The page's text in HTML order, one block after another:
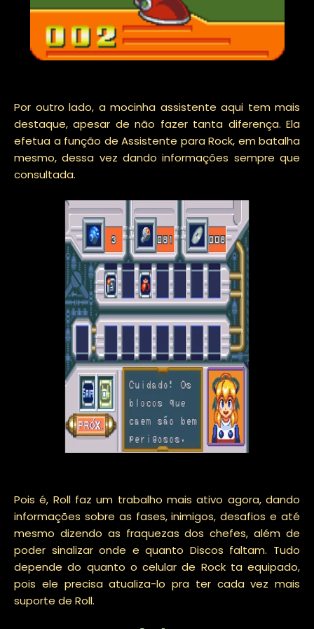
Por outro lado, a mocinha assistente aqui tem mais
destaque, apesar de não fazer tanta diferença. Ela
efetua a função de Assistente para Rock, em batalha
mesmo, dessa vez dando informações sempre que
consultada.
Pois é, Roll faz um trabalho mais ativo agora, dando
informações sobre as fases, inimigos, desafios e até
mesmo dizendo as fraquezas dos chefes, além de
poder sinalizar onde e quanto Discos faltam. Tudo
depende do quanto o celular de Rock ta equipado,
pois ele precisa atualiza-lo pra ter cada vez mais
suporte de Roll.